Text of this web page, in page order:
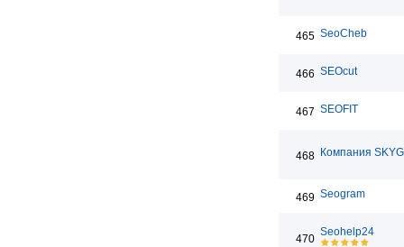
465 SeoCheb
466 SEOcut
467 SEOFIT
468 Компания
469 Seogram
470
Seohelp24